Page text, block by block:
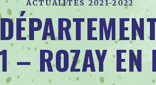
ACTUALITÉS 2021-2022
– ROZAY EN